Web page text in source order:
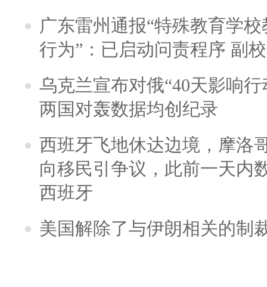
广东雷州通报“特殊教育学
行为”：已启动问责程序 副
乌克兰宣布对俄“40天影响
两国对轰数据均创纪录
西班牙飞地休达边境，摩洛
向移民引争议，此前一天内
西班牙
美国解除了与伊朗相关的制